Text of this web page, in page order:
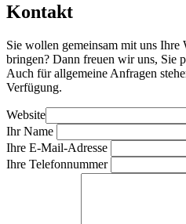
Kontakt
Sie wollen gemeinsam mit uns Ihre
bringen? Dann freuen wir uns, Sie
Auch für allgemeine Anfragen
Verfügung.
Website
Ihr Name
Ihre E-Mail-Adresse
Ihre Telefonnummer